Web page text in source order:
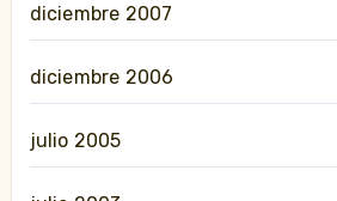
diciembre 2007
diciembre 2006
julio 2005